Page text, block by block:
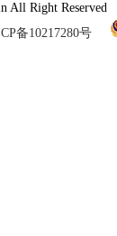
All Right
备10217280号